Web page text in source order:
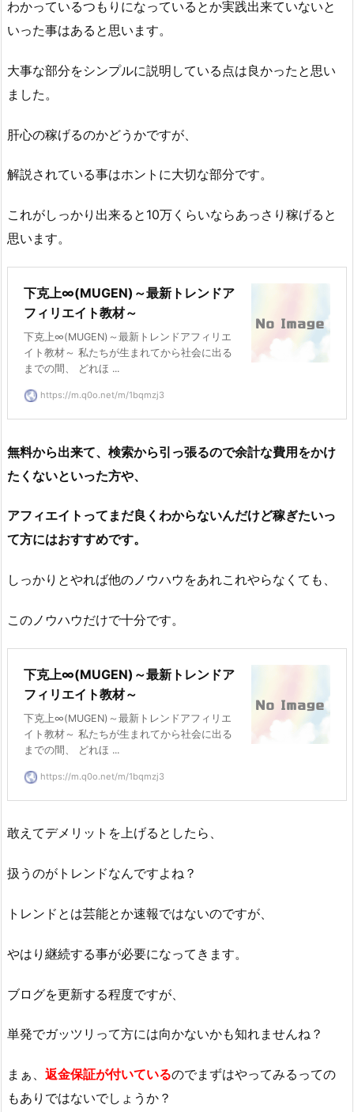
わかっているつもりになっているとか実践出来ていないと
いった事はあると思います。
大事な部分をシンプルに説明している点は良かったと思い
ました。
肝心の稼げるのかどうかですが、
解説されている事はホントに大切な部分です。
これがしっかり出来ると10万くらいならあっさり稼げると
思います。
下克上∞(MUGEN)～最新トレンドア
フィリエイト教材～
下克上∞(MUGEN)～最新トレンドアフィリエ
イト教材～ 私たちが生まれてから社会に出る
までの間、 どれほ ...
https://m.q0o.net/m/1bqmzj3
無料から出来て、検索から引っ張るので余計な費用をかけ
たくないといった方や、
アフィエイトってまだ良くわからないんだけど稼ぎたいっ
て方にはおすすめです。
しっかりとやれば他のノウハウをあれこれやらなくても、
このノウハウだけで十分です。
下克上∞(MUGEN)～最新トレンドア
フィリエイト教材～
下克上∞(MUGEN)～最新トレンドアフィリエ
イト教材～ 私たちが生まれてから社会に出る
までの間、 どれほ ...
https://m.q0o.net/m/1bqmzj3
敢えてデメリットを上げるとしたら、
扱うのがトレンドなんですよね？
トレンドとは芸能とか速報ではないのですが、
やはり継続する事が必要になってきます。
ブログを更新する程度ですが、
単発でガッツリって方には向かないかも知れませんね？
まぁ、 返金保証が付いているのでまずはやってみるっての
もありではないでしょうか？